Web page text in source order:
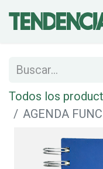
Todos los
AGENDA